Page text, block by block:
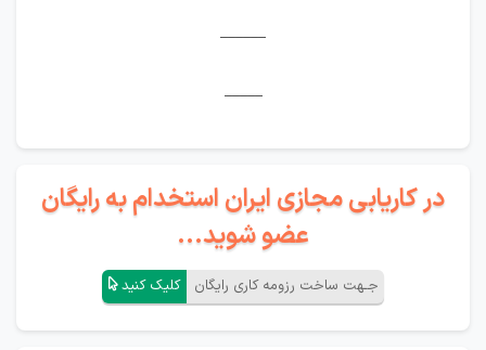
______
_____
در کاریابی مجازی ایران استخدام به رایگان
عضو شوید...
جـهت ساخت رزومه کاری رایگان کلیک کنید